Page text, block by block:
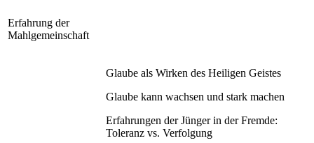
Erfahrung der
Mahlgemeinschaft
Glaube als Wirken des Heiligen Geistes
Glaube kann wachsen und stark machen
Erfahrungen der Jünger in der Fremde:
Toleranz vs. Verfolgung